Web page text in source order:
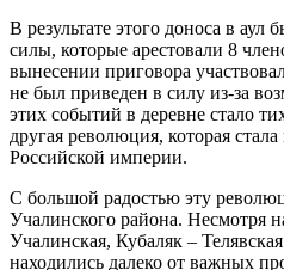
В результате этого доноса в
силы, которые арестовали 8
вынесении приговора
не был приведен в силу из-за
этих событий в деревне стало
другая революция, которая
Российской империи.
С большой радостью эту
Учалинского района. Несмотря
Учалинская, Кубаляк –
находились далеко от важных